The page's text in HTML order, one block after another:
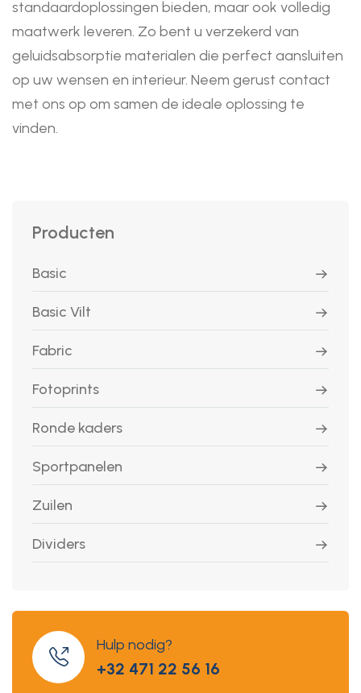
Producten
Basic
Basic Vilt
Fabric
Fotoprints
Ronde kaders
Sportpanelen
Zuilen
Dividers
Hulp nodig?
+32 471 22 56 16
standaardoplossingen bieden, maar ook volledig
maatwerk leveren. Zo bent u verzekerd van
geluidsabsorptie materialen die perfect aansluiten
op uw wensen en interieur. Neem gerust contact
met ons op om samen de ideale oplossing te
vinden.